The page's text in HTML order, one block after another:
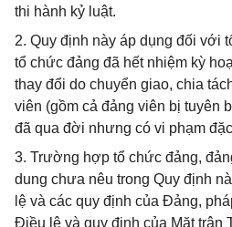
thi hành kỷ luật.
2. Quy định này áp dụng đối với
tổ chức đảng đã hết nhiệm kỳ
thay đổi do chuyển giao, chia
viên (gồm cả đảng viên bị tuyên
đã qua đời nhưng có vi phạm
3. Trường hợp tổ chức đảng,
dung chưa nêu trong Quy định
lệ và các quy định của Đảng,
Điều lệ và quy định của Mặt trận